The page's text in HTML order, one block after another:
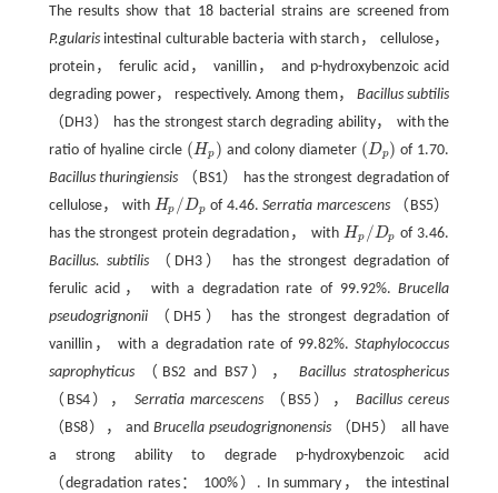
The results show that 18 bacterial strains are screened from
P.gularisintestinal culturable bacteria with starch， cellulose，
protein， ferulic acid， vanillin， and p-hydroxybenzoic acid
degrading power， respectively. Among them，Bacillus subtilis
（DH3） has the strongest starch degrading ability， with the
ratio of hyaline circle (Hp )
(Hp) and colony diameter (Dp )
(Dp)
of 1.70.
Bacillus thuringiensis （BS1） has the strongest degradation of
cellulose， with Hp /Dp
Hp/Dp of 4.46.Serratia marcescens（BS5）
has the strongest protein degradation， withHp /Dp
Hp/Dp
of 3.46.
Bacillus. subtilis（DH3） has the strongest degradation of
ferulic acid， with a degradation rate of 99.92%.Brucella
pseudogrignonii（DH5） has the strongest degradation of
vanillin， with a degradation rate of 99.82%.Staphylococcus
saprophyticus（BS2 and BS7），Bacillus stratosphericus
（BS4），Serratia marcescens （BS5），Bacillus cereus
（BS8）， andBrucella pseudogrignonensis（DH5） all have
a strong ability to degrade p-hydroxybenzoic acid
（degradation rates： 100%）. In summary， the intestinal